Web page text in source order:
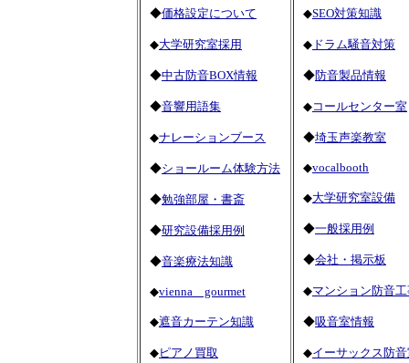
◆価格設定について
◆大学研究室採用
◆中古防音BOX情報
◆音響用語集
◆ナレーションブース
◆ショールーム体験方法
◆勉強部屋・書斎
◆研究設備採用例
◆音楽療法知識
◆vienna gourmet
◆遮音カーテン知識
◆ピアノ買取
◆SEO対策知識
◆ ドラム騒音対策
◆防音製品情報
◆コールセンター室
◆埼玉声楽教室
◆vocalbooth
◆大学研究室設備
◆一般採用例
◆会社・掲示板
◆マンション防音
◆吸音室情報
◆イーサックス防